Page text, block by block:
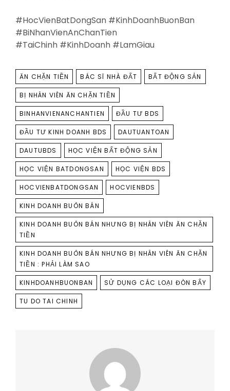
#HocVienBatDongSan #KinhDoanhBuonBan
#BiNhanVienAnChanTien
#TaiChinh #KinhDoanh #LamGiau
TAGS
ĂN CHẶN TIỀN BÁC SĨ NHÀ ĐẤT BẤT ĐỘNG SẢN
BỊ NHÂN VIÊN ĂN CHẶN TIỀN
BINHANVIENANCHANTIEN ĐẦU TƯ BDS
ĐẦU TƯ KINH DOANH BDS DAUTUANTOAN
DAUTUBDS HỌC VIỆN BẤT ĐỘNG SẢN
HỌC VIỆN BATDONGSAN HỌC VIỆN BDS
HOCVIENBATDONGSAN HOCVIENBDS
KINH DOANH BUÔN BÁN
KINH DOANH BUÔN BÁN NHƯNG BỊ NHÂN VIÊN ĂN CHẶN
TIỀN
KINH DOANH BUÔN BÁN NHƯNG BỊ NHÂN VIÊN ĂN CHẶN
TIỀN : PHẢI LÀM SAO
KINHDOANHBUONBAN SỬ DỤNG CÁC LOẠI ĐÒN BẨY
TU DO TAI CHINH